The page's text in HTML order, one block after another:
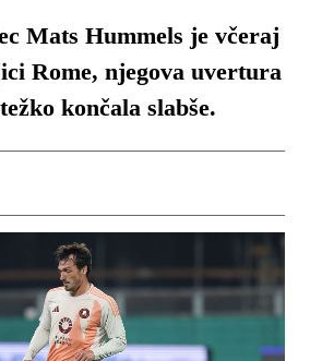
Mats Hummels je včeraj
Rome, njegova uvertura
končala slabše.